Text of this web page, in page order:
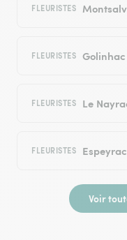
FLEURISTES
FLEURISTES Golinhac
FLEURISTES Le
FLEURISTES Espeyrac
Voir